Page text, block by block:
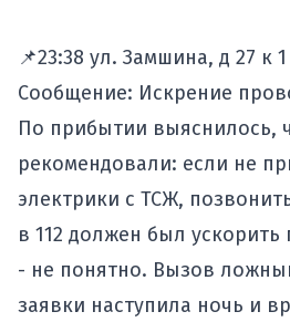
📌23:38 ул. Замшина, д 27 к
Сообщение: Искрение
По прибытии выяснилось,
рекомендовали: если не
электрики с ТСЖ,
в 112 должен был ускорить
- не понятно. Вызов
заявки наступила ночь и